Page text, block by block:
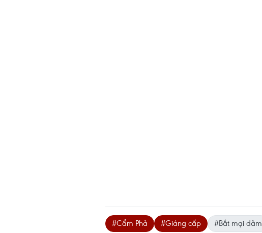
#Cẩm Phả #Giáng cấp #Bắt mại dâm